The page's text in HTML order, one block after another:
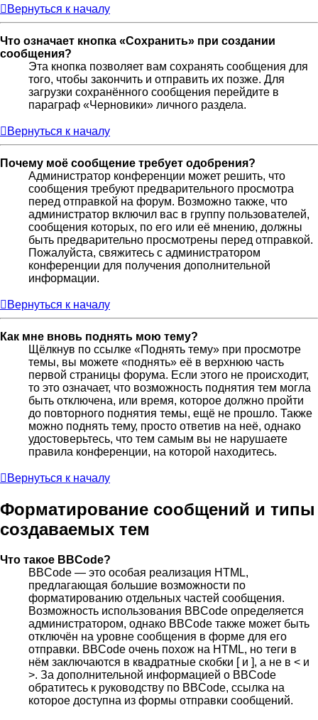
Вернуться к началу
Что означает кнопка «Сохранить» при создании
сообщения?
Эта кнопка позволяет вам сохранять сообщения для
того, чтобы закончить и отправить их позже. Для
загрузки сохранённого сообщения перейдите в
параграф «Черновики» личного раздела.
Вернуться к началу
Почему моё сообщение требует одобрения?
Администратор конференции может решить, что
сообщения требуют предварительного просмотра
перед отправкой на форум. Возможно также, что
администратор включил вас в группу пользователей,
сообщения которых, по его или её мнению, должны
быть предварительно просмотрены перед отправкой.
Пожалуйста, свяжитесь с администратором
конференции для получения дополнительной
информации.
Вернуться к началу
Как мне вновь поднять мою тему?
Щёлкнув по ссылке «Поднять тему» при просмотре
темы, вы можете «поднять» её в верхнюю часть
первой страницы форума. Если этого не происходит,
то это означает, что возможность поднятия тем могла
быть отключена, или время, которое должно пройти
до повторного поднятия темы, ещё не прошло. Также
можно поднять тему, просто ответив на неё, однако
удостоверьтесь, что тем самым вы не нарушаете
правила конференции, на которой находитесь.
Вернуться к началу
Форматирование сообщений и типы
создаваемых тем
Что такое BBCode?
BBCode — это особая реализация HTML,
предлагающая большие возможности по
форматированию отдельных частей сообщения.
Возможность использования BBCode определяется
администратором, однако BBCode также может быть
отключён на уровне сообщения в форме для его
отправки. BBCode очень похож на HTML, но теги в
нём заключаются в квадратные скобки [ и ], а не в < и
>. За дополнительной информацией о BBCode
обратитесь к руководству по BBCode, ссылка на
которое доступна из формы отправки сообщений.